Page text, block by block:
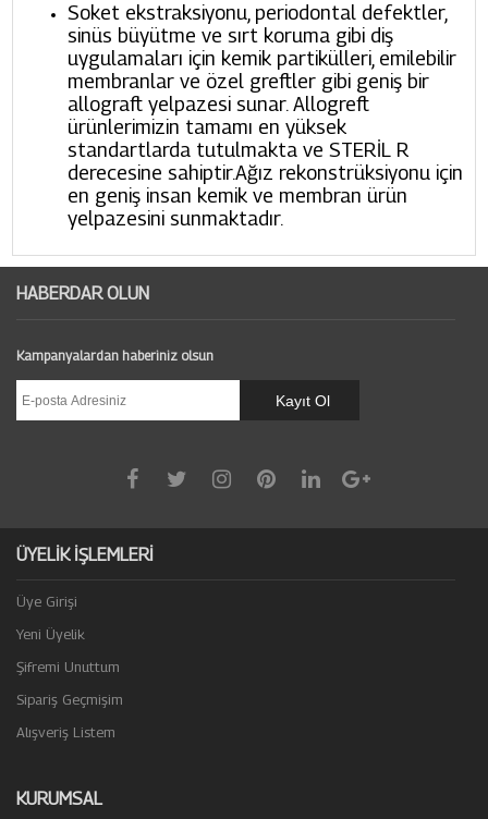
Soket ekstraksiyonu, periodontal defektler,
sinüs büyütme ve sırt koruma gibi diş
uygulamaları için kemik partikülleri, emilebilir
membranlar ve özel greftler gibi geniş bir
allograft yelpazesi sunar. Allogreft
ürünlerimizin tamamı en yüksek
standartlarda tutulmakta ve STERİL R
derecesine sahiptir.Ağız rekonstrüksiyonu için
en geniş insan kemik ve membran ürün
yelpazesini sunmaktadır.
HABERDAR OLUN
Kampanyalardan haberiniz olsun
ÜYELİK İŞLEMLERİ
Üye Girişi
Yeni Üyelik
Şifremi Unuttum
Sipariş Geçmişim
Alışveriş Listem
KURUMSAL